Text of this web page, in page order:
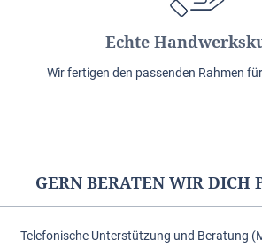
Echte
Wir fertigen den passenden Rahmen
GERN BERATEN WIR DICH
Telefonische Unterstützung und Beratung